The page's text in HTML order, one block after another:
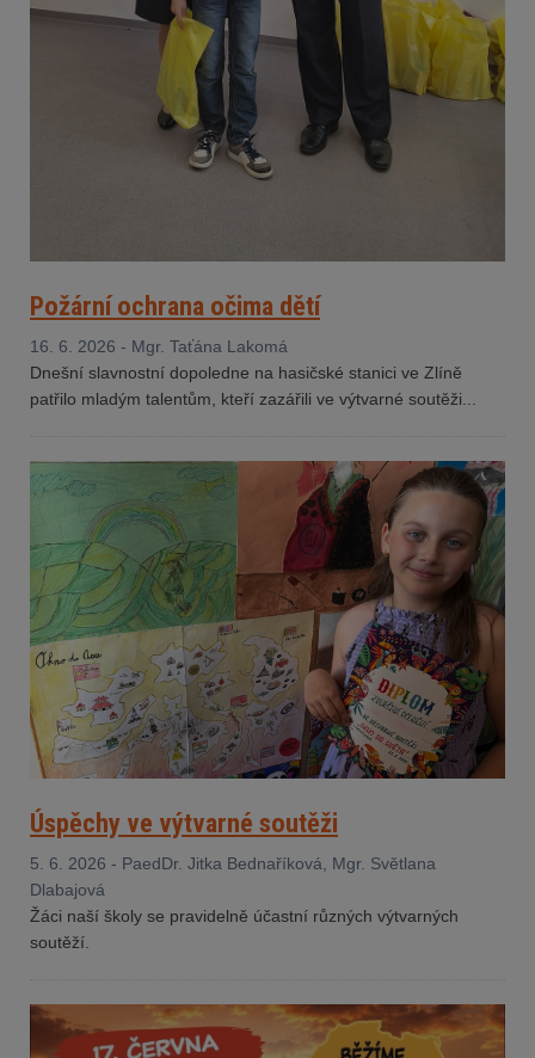
Požární ochrana očima dětí
16. 6. 2026 - Mgr. Taťána Lakomá
Dnešní slavnostní dopoledne na hasičské stanici ve Zlíně
patřilo mladým talentům, kteří zazářili ve výtvarné soutěži...
Úspěchy ve výtvarné soutěži
5. 6. 2026 - PaedDr. Jitka Bednaříková, Mgr. Světlana
Dlabajová
Žáci naší školy se pravidelně účastní různých výtvarných
soutěží.